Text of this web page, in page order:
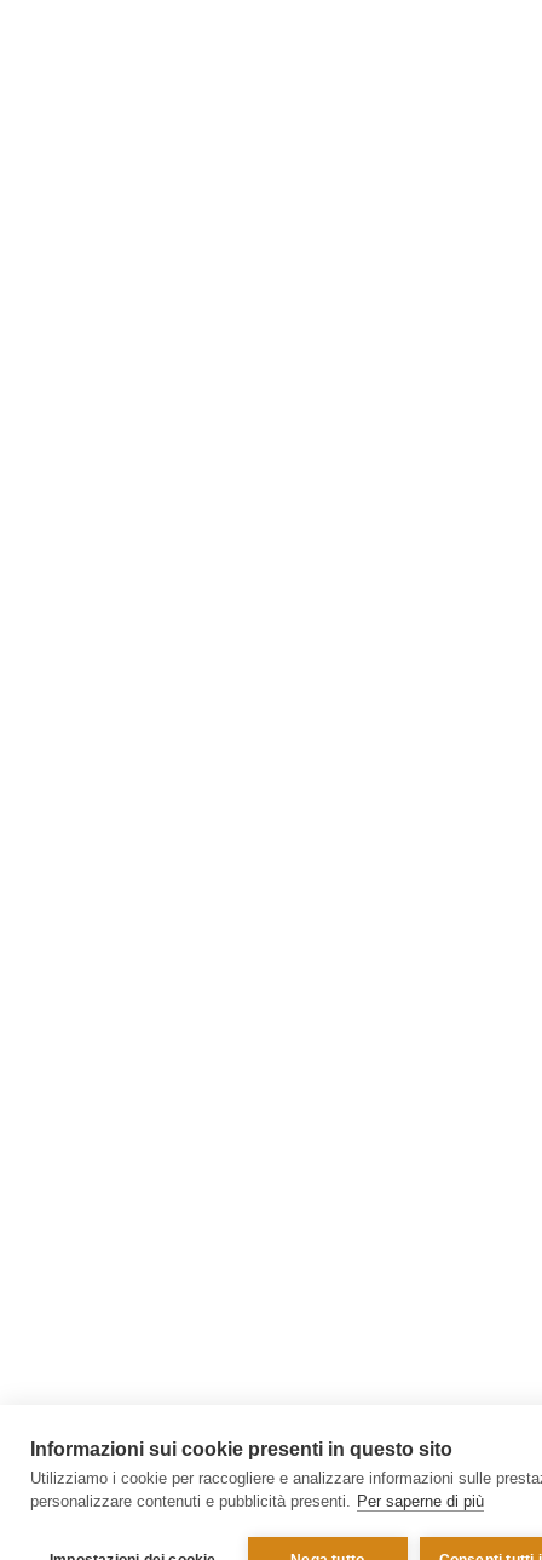
Informazioni sui cookie presenti in questo sito
Utilizziamo i cookie per raccogliere e analizzare informazioni sulle
personalizzare contenuti e pubblicità presenti. Per saperne di più